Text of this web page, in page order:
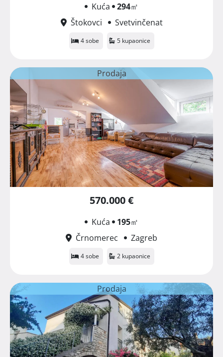
Kuća 294㎡
Štokovci
Svetvinčenat
4 sobe 5 kupaonice
Prodaja
570.000 €
Kuća 195㎡
Črnomerec
Zagreb
4 sobe 2 kupaonice
Prodaja